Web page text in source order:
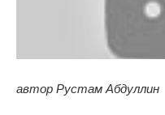
автор Рустам Абдуллин